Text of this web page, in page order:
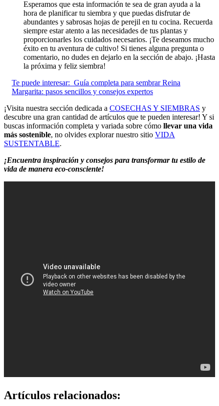
Esperamos que esta información te sea de gran ayuda a la
hora de planificar tu siembra y que puedas disfrutar de
abundantes y sabrosas hojas de perejil en tu cocina. Recuerda
siempre estar atento a las necesidades de tus plantas y
proporcionarles los cuidados necesarios. ¡Te deseamos mucho
éxito en tu aventura de cultivo! Si tienes alguna pregunta o
comentario, no dudes en dejarlo en la sección de abajo. ¡Hasta
la próxima y feliz siembra!
Te puede interesar: Guía completa para sembrar Reina
Margarita: pasos sencillos y consejos expertos
¡Visita nuestra sección dedicada a COSECHAS Y SIEMBRAS y
descubre una gran cantidad de artículos que te pueden interesar! Y si
buscas información completa y variada sobre cómo llevar una vida
más sostenible, no olvides explorar nuestro sitio VIDA
SUSTENTABLE.
¡Encuentra inspiración y consejos para transformar tu estilo de
vida de manera eco-consciente!
Artículos relacionados: